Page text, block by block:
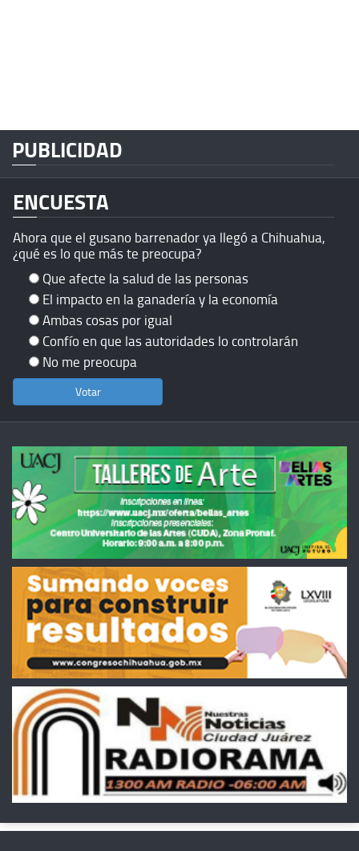
PUBLICIDAD
ENCUESTA
Ahora que el gusano barrenador ya llegó a Chihuahua,
¿qué es lo que más te preocupa?
Que afecte la salud de las personas
El impacto en la ganadería y la economía
Ambas cosas por igual
Confío en que las autoridades lo controlarán
No me preocupa